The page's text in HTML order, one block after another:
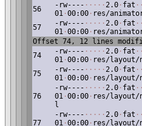
56
-rw---- · · · · ·2.0 · fat · ·
01 ·00:00 · res/
57
-rw---- · · · · ·2.0 · fat · ·
01 ·00:00 · res/
Offset 74, 12 lines
74
-rw---- · · · · ·2.0 · fat · ·
01 ·00:00 · res/layout/
75
-rw---- · · · · ·2.0 · fat · ·
01 ·00:00 · res/layout/
76
-rw---- · · · · ·2.0 · fat · ·
01 ·00:00 · res/layout/
l
77
-rw---- · · · · ·2.0 · fat · ·
01 ·00:00 · res/layout/